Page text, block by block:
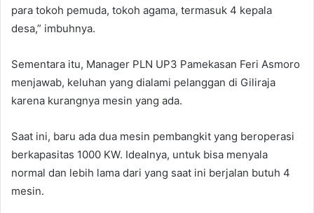
para tokoh pemuda, tokoh agama, termasuk 4 kepala
desa,” imbuhnya.
Sementara itu, Manager PLN UP3 Pamekasan Feri Asmoro
menjawab, keluhan yang dialami pelanggan di Giliraja
karena kurangnya mesin yang ada.
Saat ini, baru ada dua mesin pembangkit yang beroperasi
berkapasitas 1000 KW. Idealnya, untuk bisa menyala
normal dan lebih lama dari yang saat ini berjalan butuh 4
mesin.